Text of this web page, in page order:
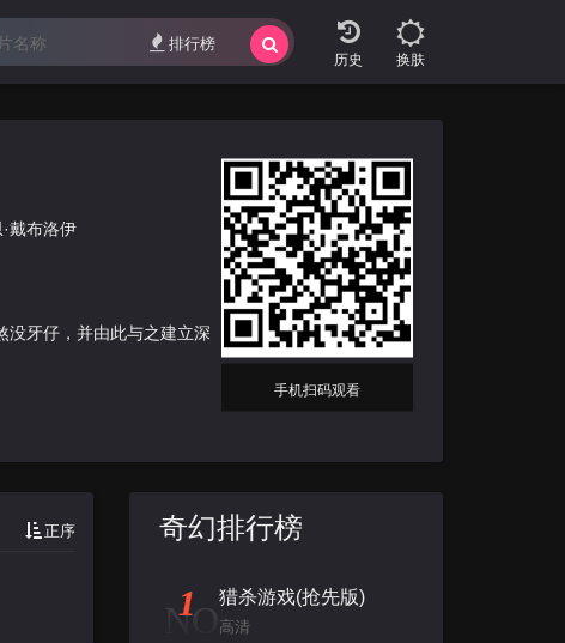
换肤
排行榜
戴布洛伊
没牙仔，并由此与之建立深
手机扫码观看
正序 奇幻排行榜
NO
1 猎杀游戏(抢先版)
高清